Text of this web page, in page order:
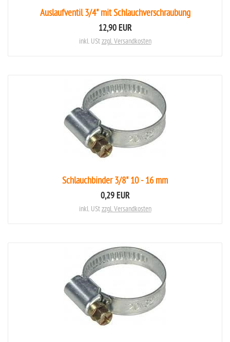
Auslaufventil 3/4" mit Schlauchverschraubung
12,90 EUR
inkl. UStzzgl. Versandkosten
Schlauchbinder 3/8" 10 - 16 mm
0,29 EUR
inkl. UStzzgl. Versandkosten